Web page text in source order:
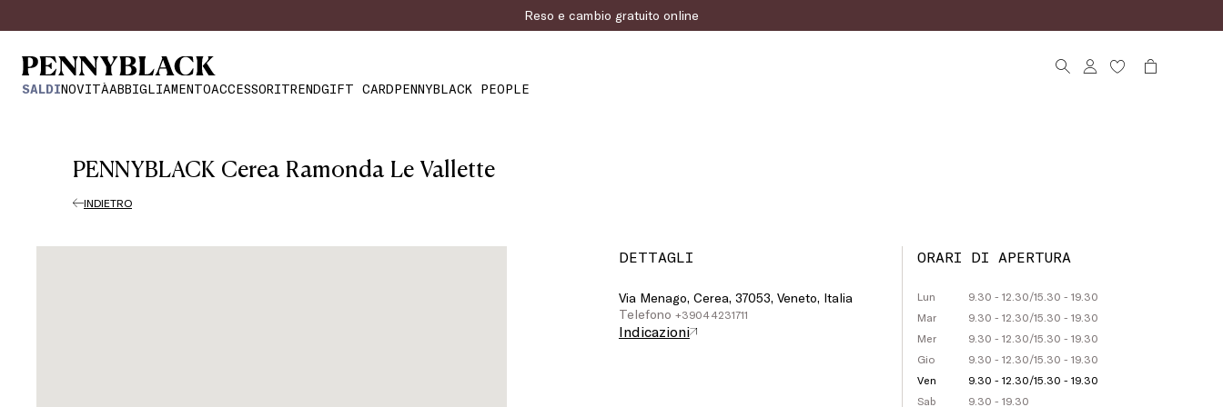
Reso e cambio gratuito online
SALDINOVITÀABBIGLIAMENTOACCESSORITRENDGIFT CARDPENNYBLACK PEOPLE
PENNYBLACK Cerea Ramonda Le Vallette
INDIETRO
DETTAGLI
Via Menago, Cerea, 37053, Veneto, Italia
Telefono +39044231711
Indicazioni
ORARI DI APERTURA
Lun 9.30 - 12.30/15.30 - 19.30
Mar
9.30 - 12.30/15.30 - 19.30
Mer
9.30 - 12.30/15.30 - 19.30
Gio
9.30 - 12.30/15.30 - 19.30
Ven
9.30 - 12.30/15.30 - 19.30
Sab
9.30 - 19.30